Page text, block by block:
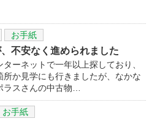
お手紙
不安なく進められました
ーネットで一年以上探しており、
か見学にも行きましたが、なかな
スさんの中古物…
お手紙